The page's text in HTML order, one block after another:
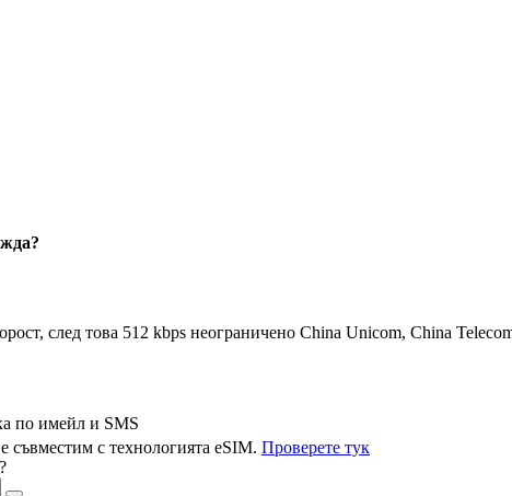
след това 512 kbps неограничено China Unicom, China
по имейл и SMS
съвместим с технологията eSIM. Проверете тук